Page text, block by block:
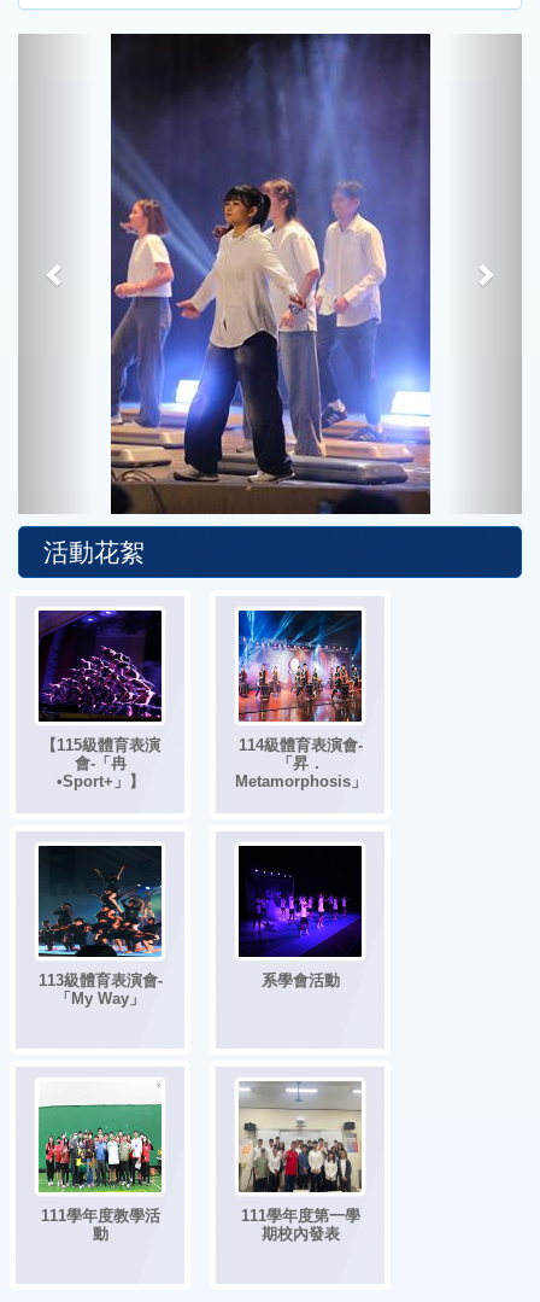
活動花絮
【115級體育表演
會-「冉
•Sport+」】
114級體育表演會-
「昇．
Metamorphosis」
113級體育表演會-
「My Way」
系學會活動
111學年度教學活
動
111學年度第一學
期校內發表